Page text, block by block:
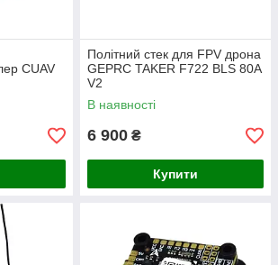
CUAV
Політний стек для FPV дрона
GEPRC TAKER F722 BLS 80A
V2
В наявності
6 900 ₴
Купити